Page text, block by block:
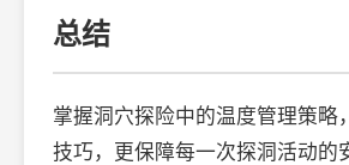
总结
掌握洞穴探险中的温度管理策略
技巧，更保障每一次探洞活动的